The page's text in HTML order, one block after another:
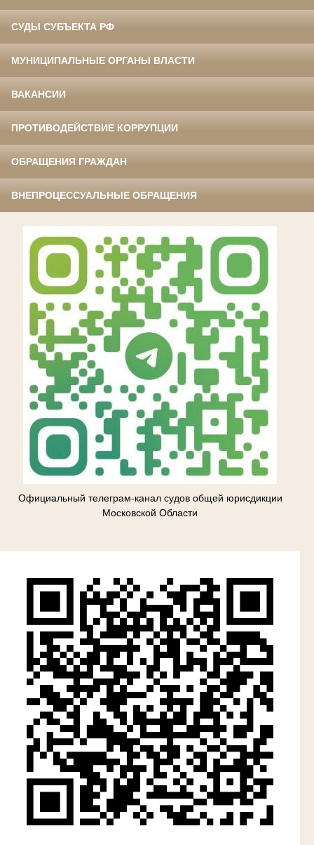
СУДЫ СУБЪЕКТА РФ
МУНИЦИПАЛЬНЫЕ ОРГАНЫ ВЛАСТИ
ВАКАНСИИ
ПРОТИВОДЕЙСТВИЕ КОРРУПЦИИ
ОБРАЩЕНИЯ ГРАЖДАН
ВНЕПРОЦЕССУАЛЬНЫЕ ОБРАЩЕНИЯ
Официальный телеграм-канал судов общей юрисдикции
Московской Области